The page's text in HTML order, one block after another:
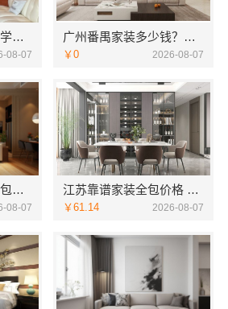
湖南装修公司湖南美学筑家建材有限公司老房翻新
08-07
广州番禺家装多少钱？新房选精匠饰家
￥0 2026-08-07
云南家庭装修设计全包价格，云南至高新型建材有限公司闭口合同
08-07
江苏靠谱家装全包价格 常州宜居佳装饰闭口合同
￥61.14 2026-08-07